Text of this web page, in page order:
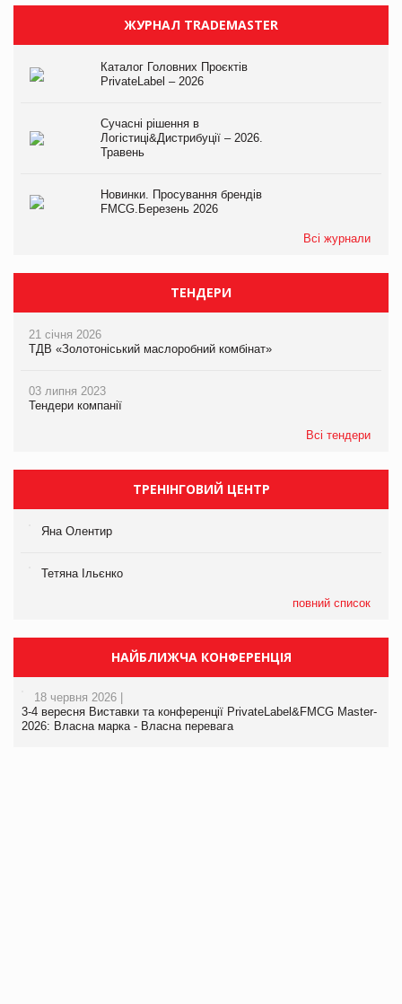
ЖУРНАЛ TRADEMASTER
Каталог Головних Проєктів
PrivateLabel – 2026
Сучасні рішення в
Логістиці&Дистрибуції – 2026.
Травень
Новинки. Просування брендів
FMCG.Березень 2026
Всі журнали
ТЕНДЕРИ
21 січня 2026
ТДВ «Золотоніський маслоробний комбінат»
03 липня 2023
Тендери компанії
Всі тендери
ТРЕНІНГОВИЙ ЦЕНТР
Яна Олентир
Тетяна Ільєнко
повний список
НАЙБЛИЖЧА КОНФЕРЕНЦІЯ
18 червня 2026 |
3-4 вересня Виставки та конференції PrivateLabel&FMCG Master-
2026: Власна марка - Власна перевага